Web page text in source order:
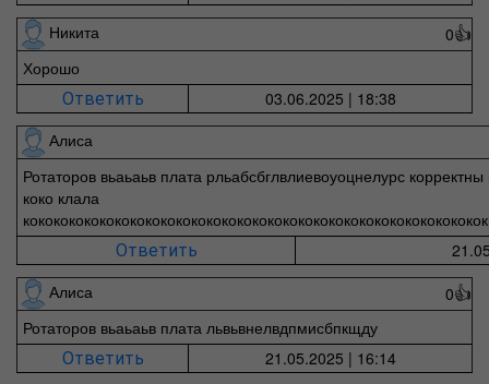
Никита
0👍
Хорошо
Ответить
03.06.2025 | 18:38
Алиса
Ротаторов вьаьаьв плата рльабсбглвлиевоуоцнелурс
коко клала
Ответить
Алиса
0👍
Ротаторов вьаьаьв плата львьвнелвдпмисбпкщду
Ответить
21.05.2025 | 16:14